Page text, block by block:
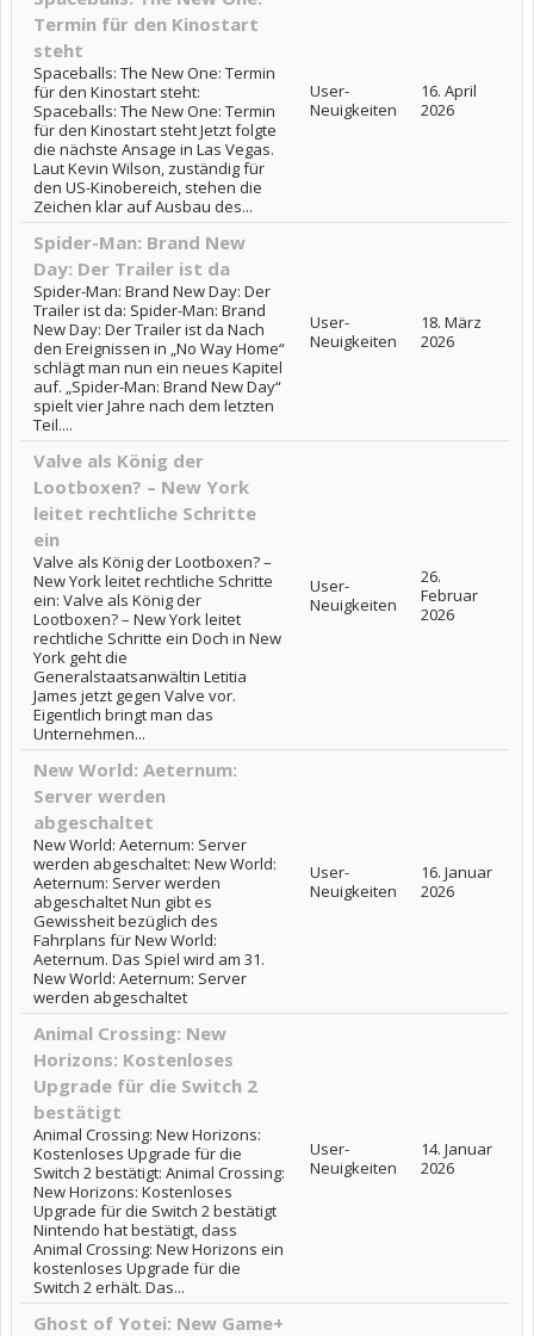
Termin für den Kinostart
steht
Spaceballs: The New One: Termin
für den Kinostart steht:
Spaceballs: The New One: Termin
für den Kinostart steht Jetzt folgte
die nächste Ansage in Las Vegas.
Laut Kevin Wilson, zuständig für
den US-Kinobereich, stehen die
Zeichen klar auf Ausbau des...
User-
Neuigkeiten
16. April
2026
Spider-Man: Brand New
Day: Der Trailer ist da
Spider-Man: Brand New Day: Der
Trailer ist da: Spider-Man: Brand
New Day: Der Trailer ist da Nach
den Ereignissen in „No Way Home“
schlägt man nun ein neues Kapitel
auf. „Spider-Man: Brand New Day“
spielt vier Jahre nach dem letzten
Teil....
User-
Neuigkeiten
18. März
2026
Valve als König der
Lootboxen? – New York
leitet rechtliche Schritte
ein
Valve als König der Lootboxen? –
New York leitet rechtliche Schritte
ein: Valve als König der
Lootboxen? – New York leitet
rechtliche Schritte ein Doch in New
York geht die
Generalstaatsanwältin Letitia
James jetzt gegen Valve vor.
Eigentlich bringt man das
Unternehmen...
User-
Neuigkeiten
26.
Februar
2026
New World: Aeternum:
Server werden
abgeschaltet
New World: Aeternum: Server
werden abgeschaltet: New World:
Aeternum: Server werden
abgeschaltet Nun gibt es
Gewissheit bezüglich des
Fahrplans für New World:
Aeternum. Das Spiel wird am 31.
New World: Aeternum: Server
werden abgeschaltet
User-
Neuigkeiten
16. Januar
2026
Animal Crossing: New
Horizons: Kostenloses
Upgrade für die Switch 2
bestätigt
Animal Crossing: New Horizons:
Kostenloses Upgrade für die
Switch 2 bestätigt: Animal Crossing:
New Horizons: Kostenloses
Upgrade für die Switch 2 bestätigt
Nintendo hat bestätigt, dass
Animal Crossing: New Horizons ein
kostenloses Upgrade für die
Switch 2 erhält. Das...
User-
Neuigkeiten
14. Januar
2026
Ghost of Yotei: New Game+